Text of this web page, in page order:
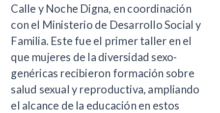
Calle y Noche Digna, en coordinación
con el Ministerio de Desarrollo Social y
Familia. Este fue el primer taller en el
que mujeres de la diversidad sexo-
genéricas recibieron formación sobre
salud sexual y reproductiva, ampliando
el alcance de la educación en estos